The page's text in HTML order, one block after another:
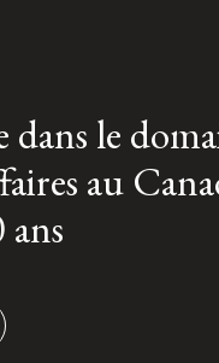
dans le
au